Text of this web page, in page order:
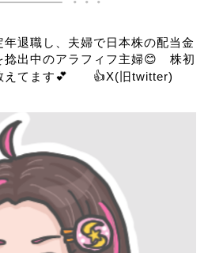
年退職し、夫婦で日本株の配当金
捻出中のアラフィフ主婦😊 株初
えてます💕 👍X(旧twitter)